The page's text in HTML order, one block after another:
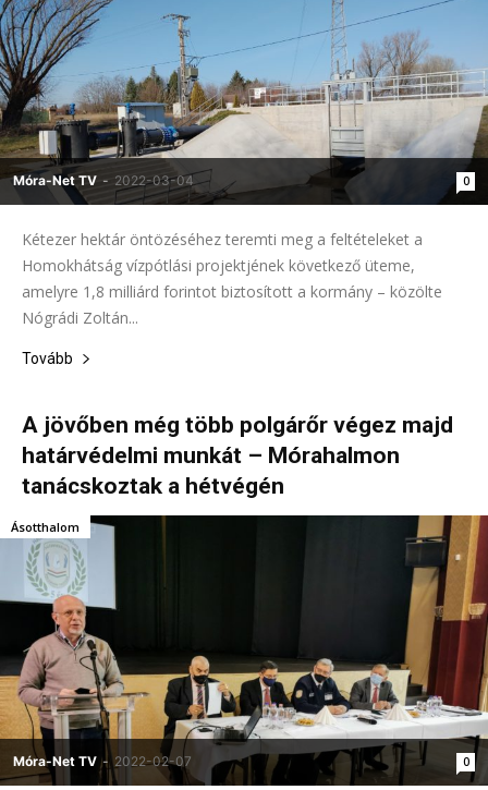
Móra-Net TV - 2022-03-04 0
Kétezer hektár öntözéséhez teremti meg a feltételeket a
Homokhátság vízpótlási projektjének következő üteme,
amelyre 1,8 milliárd forintot biztosított a kormány – közölte
Nógrádi Zoltán...
Tovább
A jövőben még több polgárőr végez majd
határvédelmi munkát – Mórahalmon
tanácskoztak a hétvégén
Móra-Net TV - 2022-02-07 0
Ásotthalom